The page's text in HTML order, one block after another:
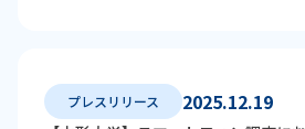
プレスリリース 2025.12.19